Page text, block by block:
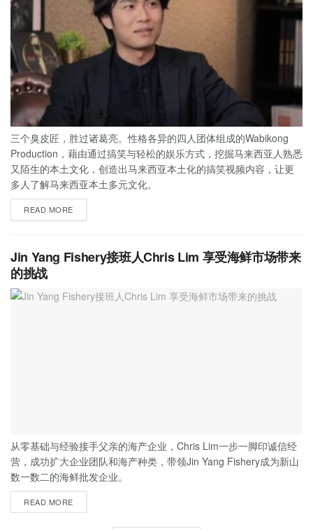
三个臭皮匠，胜过诸葛亮。性格各异的四人团体组成的Wabikong
Production，藉由通过搞笑与轻松的娱乐方式，挖掘马来西亚人熟悉
又陌生的本土文化，创造出马来西亚本土化的搞笑视频内容，让更
多人了解马来西亚本土多元文化。
READ MORE
Jin Yang Fishery接班人Chris Lim 享受海鲜市场带来
的挑战
从零基础与经验接手父亲的海产企业，Chris Lim一步一脚印诚信经
营，成功扩大企业团队和海产种类，带领Jin Yang Fishery成为新山
数一数二的海鲜批发企业。
READ MORE